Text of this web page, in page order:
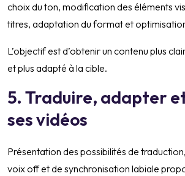
choix du ton, modification des éléments
titres, adaptation du format et
L’objectif est d’obtenir un contenu plus
et plus adapté à la cible.
5. Traduire, adapter
ses vidéos
Présentation des possibilités de
voix off et de synchronisation labiale